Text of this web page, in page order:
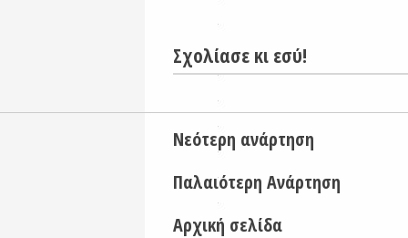
Σχολίασε κι εσύ!
Νεότερη ανάρτηση
Παλαιότερη Ανάρτηση
Αρχική σελίδα